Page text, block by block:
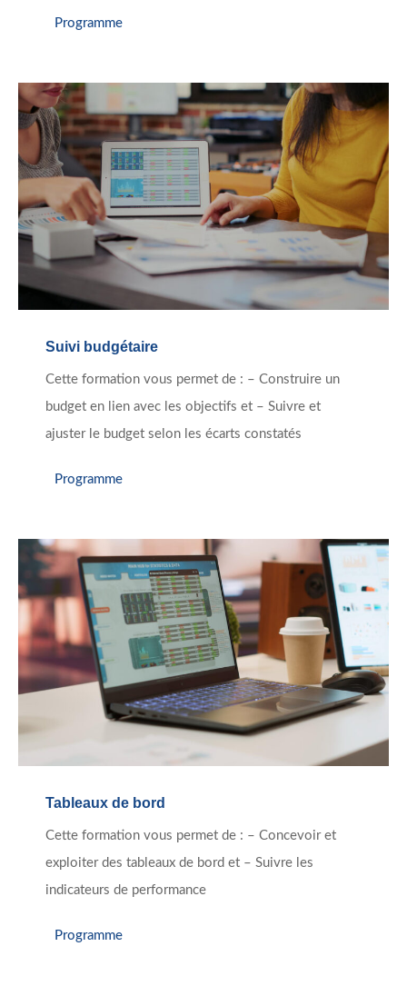
Programme
Suivi budgétaire
Cette formation vous permet de : – Construire un
budget en lien avec les objectifs et – Suivre et
ajuster le budget selon les écarts constatés
Programme
Tableaux de bord
Cette formation vous permet de : – Concevoir et
exploiter des tableaux de bord et – Suivre les
indicateurs de performance
Programme